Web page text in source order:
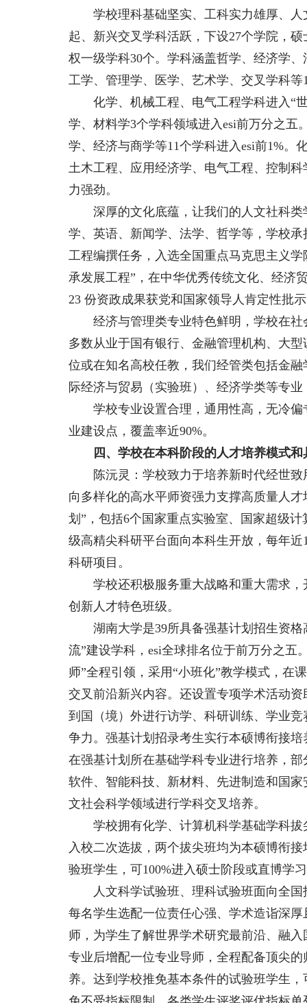
学校理科基础坚实、工科实力雄厚、人
起、新兴交叉学科活跃，下设27个学院，
权一级学科30个。学科涵盖哲学、经济学
工学、管理学、医学、艺术学、交叉学科等
化学、机械工程、电气工程学科进入“世
学、材料学3个学科领域进入esi前万分之五
学、经济与商学等11个学科进入esi前1%。
土木工程、应用经济学、电气工程、控制
力强劲。
深厚的文化底蕴，让我们的人文社科类
学、英语、新闻学、法学、哲学等，学校
工程编撰任务，入选全国重点马克思主义
承发展工程”，在中华优秀传统文化、经济
23 份资政成果获党和国家领导人肯定性批
经济与管理类专业特色鲜明，学校在社
多数从业于国有银行、金融管理机构、大
位或在知名高校任教，我们经管类包括金
际经济与贸易（实验班）、经济学类等专
学校专业设置合理，通用性高，无冷偏
业建设点，覆盖率近90%。
四、学校在本科阶段的人才培养模式
陈沅灵：学校致力于培养新时代经世致
向多样化的高水平师资强力支撑高质量人
划”，包括6个国家重点实验室、国家超级
级高精尖科研平台面向本科生开放，每年
科研项目。
学校还积极服务重大战略和重大需求，
创新人才特色班级。
湖南大学是39所具备强基计划招生资格
流”建设学科，esi全球排名位于前万分之五
师”全程引领，采用“小班化”教学模式，在
交叉前沿新兴内容。还设置专项学术活动
到国（境）外进行访学、科研训练、学业
争力。强基计划招录考生实行本硕博衔接
在强基计划所在基础学科专业进行培养，
软件、智能科技、新材料、先进制造和国
文社会科学领域进行学科交叉培养。
学校拥有化学、计算机科学基础学科拔
入校二次选拔，两个拔尖班均为本硕博衔
验班学生，可100%进入硕士阶段或直博学
人文科学试验班、理科试验班面向全国
每名学生选配一位责任心强、学术造诣深
师，为学生了解世界学术研究最前沿、融
专业后增配一位专业导师，全程配备顶尖
养。达到学校推免基本条件的试验班学生